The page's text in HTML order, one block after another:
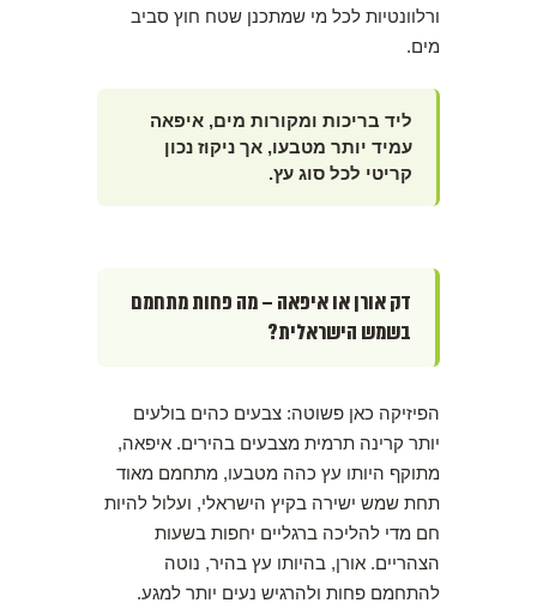
ורלוונטיות לכל מי שמתכנן שטח חוץ סביב
מים.
ליד בריכות ומקורות מים, איפאה
עמיד יותר מטבעו, אך ניקוז נכון
קריטי לכל סוג עץ.
דק אורן או איפאה – מה פחות מתחמם
בשמש הישראלית?
הפיזיקה כאן פשוטה: צבעים כהים בולעים
יותר קרינה תרמית מצבעים בהירים. איפאה,
מתוקף היותו עץ כהה מטבעו, מתחמם מאוד
תחת שמש ישירה בקיץ הישראלי, ועלול להיות
חם מדי להליכה ברגליים יחפות בשעות
הצהריים. אורן, בהיותו עץ בהיר, נוטה
להתחמם פחות ולהרגיש נעים יותר למגע.